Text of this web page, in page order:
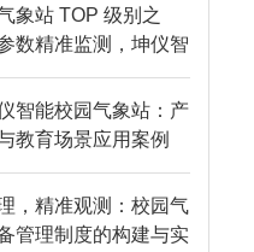
象站 TOP 级别之
数精准监测，坤仪智
家
智能校园气象站：产
教育场景应用案例
，精准观测：校园气
管理制度的构建与实